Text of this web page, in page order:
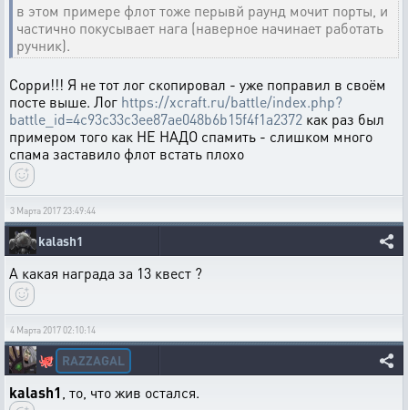
в этом примере флот тоже перывй раунд мочит порты, и
частично покусывает нага (наверное начинает работать
ручник).
Сорри!!! Я не тот лог скопировал - уже поправил в своём
посте выше. Лог https://xcraft.ru/battle/index.php?
battle_id=4c93c33c3ee87ae048b6b15f4f1a2372 как раз был
примером того как НЕ НАДО спамить - слишком много
спама заставило флот встать плохо
3 Марта 2017 23:49:44
kalash1
А какая награда за 13 квест ?
4 Марта 2017 02:10:14
🐙 RAZZAGAL
kalash1, то, что жив остался.